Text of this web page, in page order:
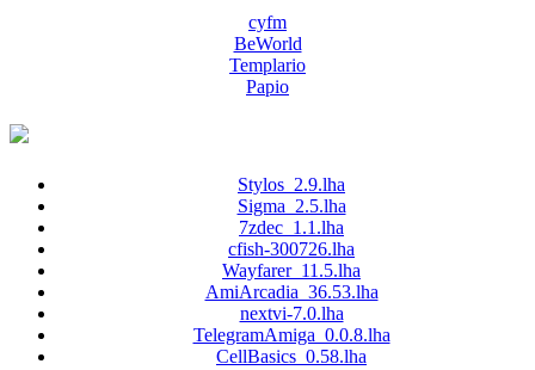
cyfm
BeWorld
Templario
Papio
Stylos_2.9.lha
Sigma_2.5.lha
7zdec_1.1.lha
cfish-300726.lha
Wayfarer_11.5.lha
AmiArcadia_36.53.lha
nextvi-7.0.lha
TelegramAmiga_0.0.8.lha
CellBasics_0.58.lha